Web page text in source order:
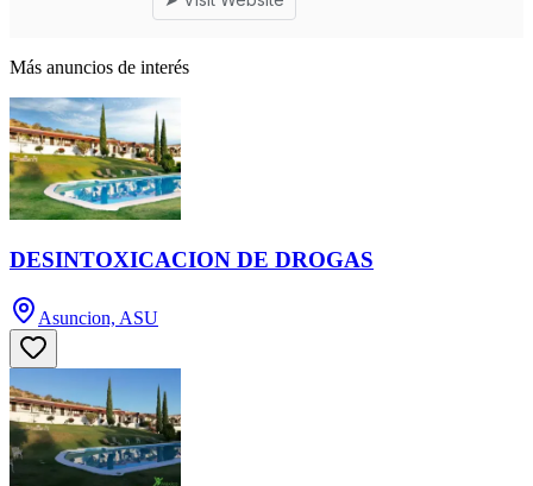
Más anuncios de interés
DESINTOXICACION DE DROGAS
Asuncion, ASU